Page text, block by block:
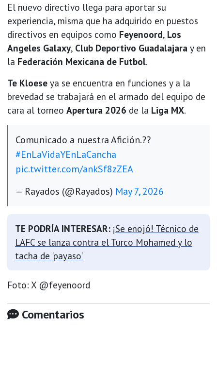
El nuevo directivo llega para aportar su
experiencia, misma que ha adquirido en puestos
directivos en equipos como Feyenoord, Los
Angeles Galaxy, Club Deportivo Guadalajara y en
la Federación Mexicana de Futbol.
Te Kloese ya se encuentra en funciones y a la
brevedad se trabajará en el armado del equipo de
cara al torneo Apertura 2026 de la Liga MX.
Comunicado a nuestra Afición.??
#EnLaVidaYEnLaCancha
pic.twitter.com/ankSf8zZEA
— Rayados (@Rayados) May 7, 2026
TE PODRÍA INTERESAR: ¡Se enojó! Técnico de
LAFC se lanza contra el Turco Mohamed y lo
tacha de 'payaso'
Foto: X @feyenoord
Comentarios